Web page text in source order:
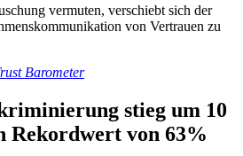
vermuten, verschiebt sich der
von Vertrauen zu
Barometer
stieg um 10
Rekordwert von 63%